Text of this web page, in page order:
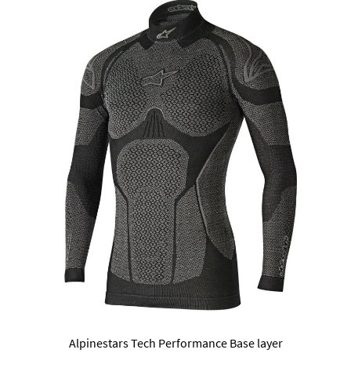
Alpinestars Tech Performance Base layer